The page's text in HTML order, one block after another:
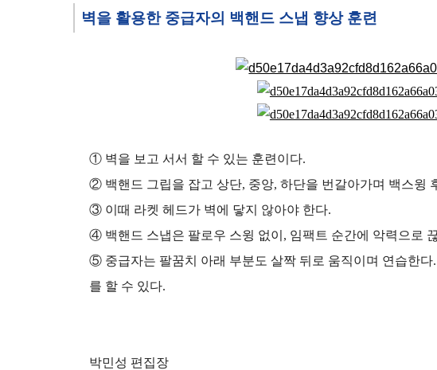
벽을 활용한 중급자의 백핸드 스냅 향상 훈련
① 벽을 보고 서서 할 수 있는 훈련이다.
② 백핸드 그립을 잡고 상단, 중앙, 하단을 번갈아가며 백스윙
③ 이때 라켓 헤드가 벽에 닿지 않아야 한다.
④ 백핸드 스냅은 팔로우 스윙 없이, 임팩트 순간에 악력으로
⑤ 중급자는 팔꿈치 아래 부분도 살짝 뒤로 움직이며 연습한
를 할 수 있다.
박민성 편집장